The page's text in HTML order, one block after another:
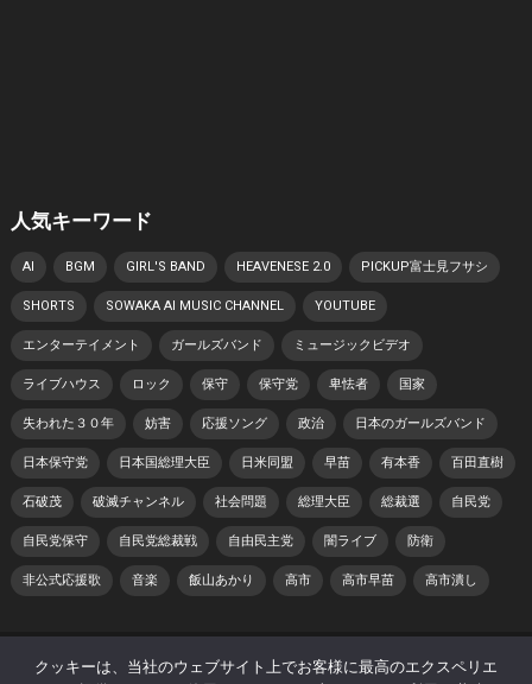
人気キーワード
AI BGM GIRL'S BAND HEAVENESE 2.0 PICKUP富士見フサシ
SHORTS SOWAKA AI MUSIC CHANNEL YOUTUBE
エンターテイメント ガールズバンド ミュージックビデオ
ライブハウス ロック 保守 保守党 卑怯者 国家
失われた３０年 妨害 応援ソング 政治 日本のガールズバンド
日本保守党 日本国総理大臣 日米同盟 早苗 有本香 百田直樹
石破茂 破滅チャンネル 社会問題 総理大臣 総裁選 自民党
自民党保守 自民党総裁戦 自由民主党 闇ライブ 防衛
非公式応援歌 音楽 飯山あかり 高市 高市早苗 高市潰し
© 2026 日本 寿チャンネル - WordPress Theme WPEnjoy
クッキーは、当社のウェブサイト上でお客様に最高のエクスペリエ